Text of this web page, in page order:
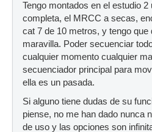
Tengo montados en el estudio
completa, el MRCC a secas,
cat 7 de 10 metros, y tengo que
maravilla. Poder secuenciar
cualquier momento cualquier
secuenciador principal para
ella es un pasada.
Si alguno tiene dudas de su
piense, no me han dado nunca
de uso y las opciones son